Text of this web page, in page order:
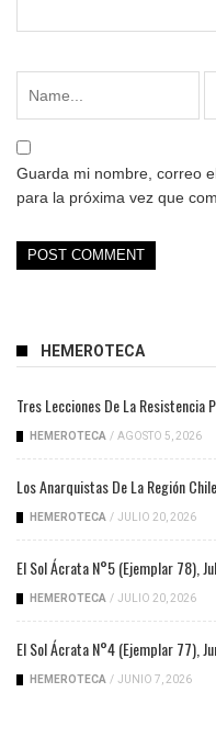
Guarda mi nombre, correo
para la próxima vez que
HEMEROTECA
Tres Lecciones De La Resistencia
HEMEROTECA / AGOSTO 5, 2026
Los Anarquistas De La Región
HEMEROTECA / JULIO 20, 2026
El Sol Ácrata N°5 (ejemplar 78),
HEMEROTECA / JULIO 20, 2026
El Sol Ácrata N°4 (ejemplar 77),
HEMEROTECA / JUNIO 7, 2026